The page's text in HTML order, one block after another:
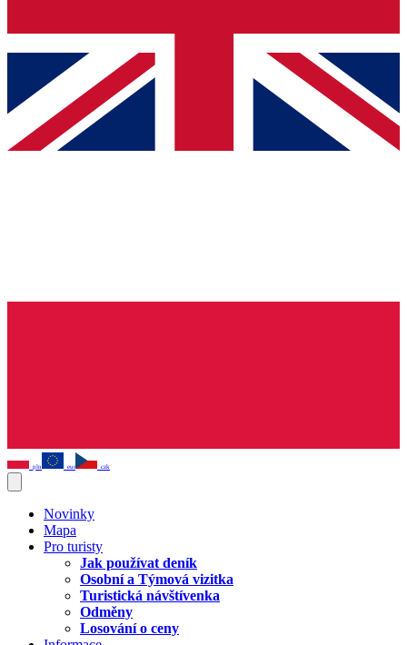
pln eur czk
Novinky
Mapa
Pro turisty
Jak používat deník
Osobní a Týmová vizitka
Turistická návštívenka
Odměny
Losování o ceny